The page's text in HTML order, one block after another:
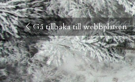
Gå tillbaka till webbplatsen